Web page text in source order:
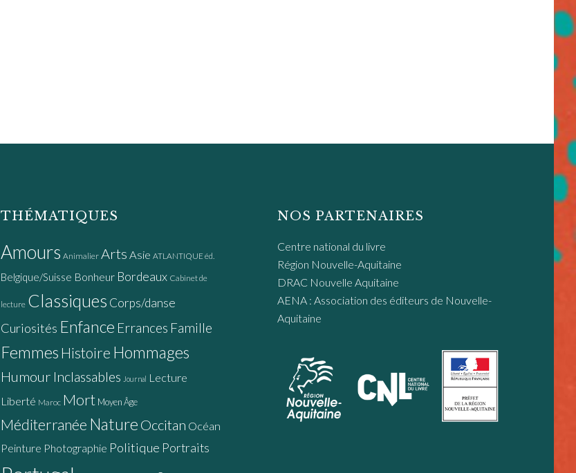
THÉMATIQUES
Amours Animalier Arts Asie ATLANTIQUE éd.
Belgique/Suisse Bonheur Bordeaux Cabinet de
lecture Classiques Corps/danse
Curiosités Enfance Errances Famille
Femmes Histoire Hommages
Humour Inclassables Journal
Lecture
Liberté Maroc Mort Moyen Âge
Méditerranée Nature Occitan Océan
Peinture Photographie Politique Portraits
NOS PARTENAIRES
Centre national du livre
Région Nouvelle-Aquitaine
DRAC Nouvelle Aquitaine
AENA : Association des éditeurs de Nouvelle-
Aquitaine